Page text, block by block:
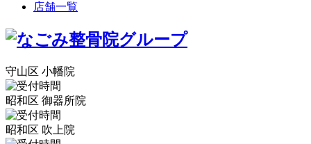
店舗一覧
守山区 小幡院
昭和区 御器所院
昭和区 吹上院